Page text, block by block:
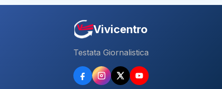
Vivicentro
Testata Giornalistica